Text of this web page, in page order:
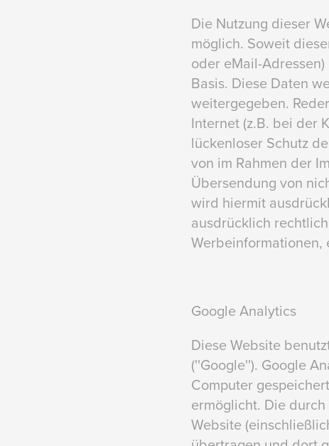
Die Nutzung dieser
möglich. Soweit
oder eMail-
Basis. Diese Daten
weitergegeben.
Internet (z.B. bei der
lückenloser Schutz
von im Rahmen der
Übersendung von
wird hiermit
ausdrücklich
Werbeinformationen,
Google Analytics
Diese Website
(''Google''). Google
Computer
ermöglicht. Die
Website